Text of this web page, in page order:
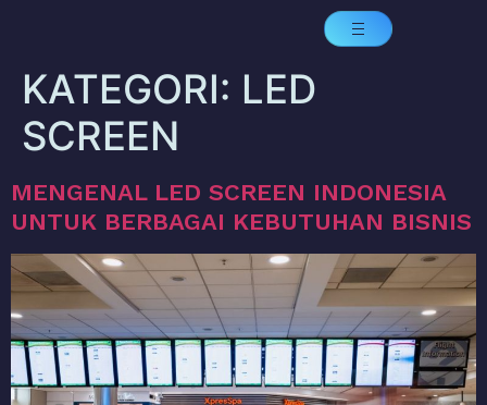
KATEGORI: LED
SCREEN
MENGENAL LED SCREEN INDONESIA
UNTUK BERBAGAI KEBUTUHAN BISNIS